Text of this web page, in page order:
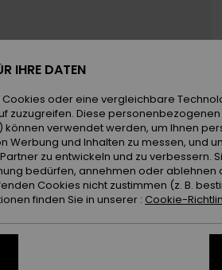
IHRE DATEN
oder eine vergleichbare
zuzugreifen. Diese
verwendet werden, um Ihnen
Werbung und Inhalten zu messen, und
zu entwickeln und zu verbessern.
bedürfen, annehmen oder
Cookies nicht zustimmen (z. B.
finden Sie in unserer : Cookie-